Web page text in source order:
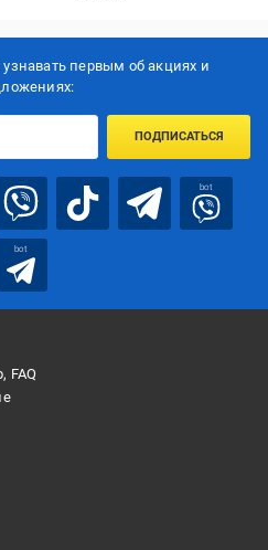
первым об акцияx и
ПОДПИСАТЬСЯ
bot
bot
FAQ